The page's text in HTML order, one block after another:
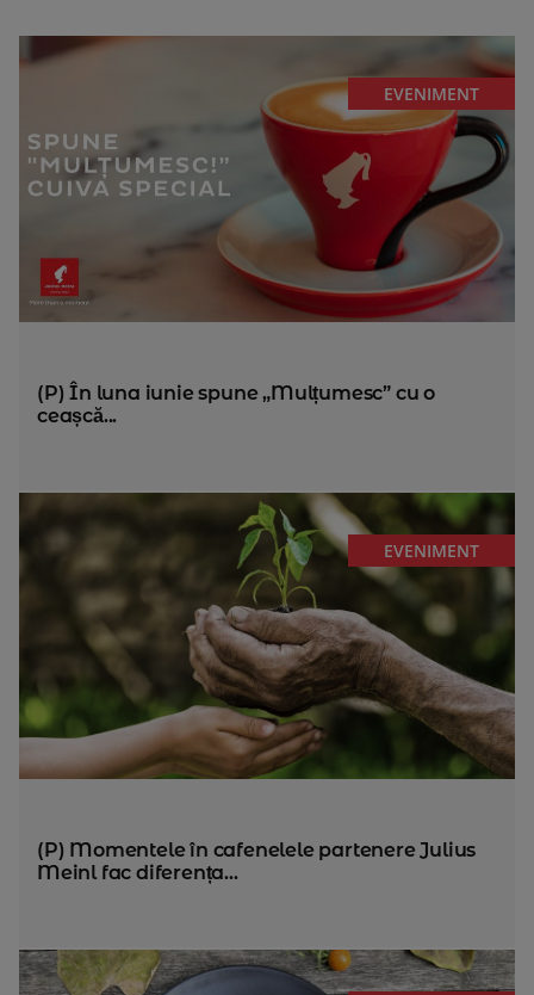
EVENIMENT
(P) În luna iunie spune „Mulțumesc” cu o
ceașcă...
EVENIMENT
(P) Momentele în cafenelele partenere Julius
Meinl fac diferența...